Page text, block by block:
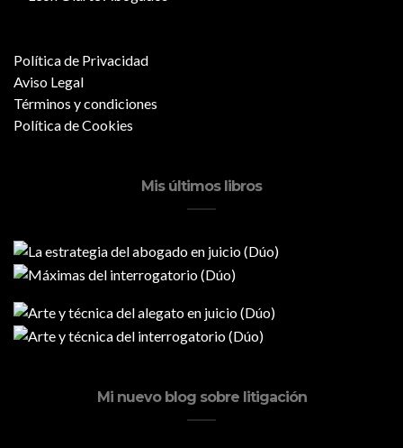
Política de Privacidad
Aviso Legal
Términos y condiciones
Política de Cookies
Mis últimos libros
Mi nuevo blog sobre litigación